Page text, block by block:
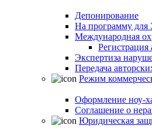
Депонирование
На программу
Международная
Экспертиза
Передача
Режим
Оформление ноу-
Соглашение о
Юридическая